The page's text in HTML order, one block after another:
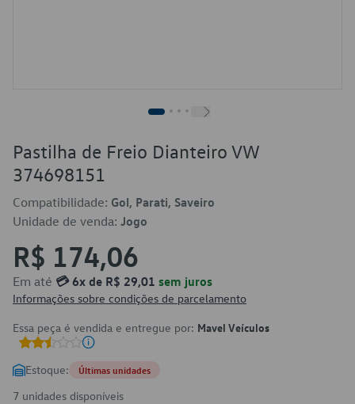
Pastilha de Freio Dianteiro VW
374698151
Compatibilidade: Gol, Parati, Saveiro
Unidade de venda: Jogo
R$ 174,06
Em até 💳 6x de R$ 29,01 sem juros
Informações sobre condições de parcelamento
Essa peça é vendida e entregue por: Mavel Veículos
Estoque: Últimas unidades
7 unidades disponíveis